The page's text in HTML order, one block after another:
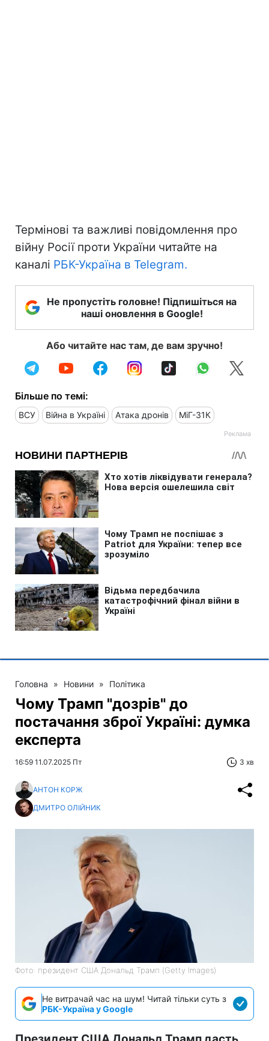
Термінові та важливі повідомлення про
війну Росії проти України читайте на
каналі РБК-Україна в Telegram.
Не пропустіть головне! Підпишіться на
наші оновлення в Google!
Або читайте нас там, де вам зручно!
Більше по темі:
ВСУ Війна в Україні Атака дронів МіГ-31К
Головна » Новини » Політика
Чому Трамп "дозрів" до
постачання зброї Україні: думка
експерта
16:59 11.07.2025 Пт 3 хв
АНТОН КОРЖ
ДМИТРО ОЛІЙНИК
Фото: президент США Дональд Трамп (Getty Images)
Не витрачай час на шум! Читай тільки суть з
РБК-Україна у Google